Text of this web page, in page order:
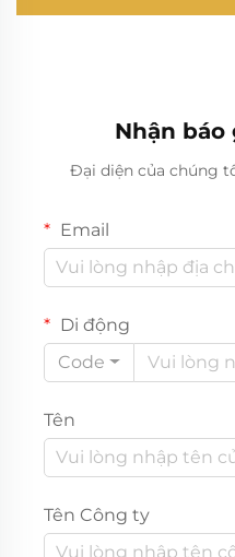
Nhận
Đại diện của chúng
Email
Di động
Code
Tên
Tên Công ty